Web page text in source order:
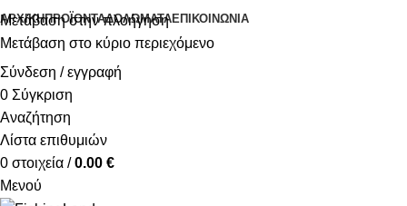
Μετάβαση στην πλοήγηση
Μετάβαση στο κύριο περιεχόμενο
ΑΡΧΙΚΉΠΡΟΪΌΝΤΑΔΟΛΏΜΑΤΑΕΠΙΚΟΙΝΩΝΊΑ
Σύνδεση / εγγραφή
0 Σύγκριση
Αναζήτηση
Λίστα επιθυμιών
0 στοιχεία / 0.00 €
Μενού